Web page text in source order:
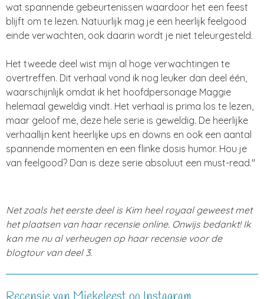
wat spannende gebeurtenissen waardoor het een feest
blijft om te lezen. Natuurlijk mag je een heerlijk feelgood
einde verwachten, ook daarin wordt je niet teleurgesteld.
Het tweede deel wist mijn al hoge verwachtingen te
overtreffen. Dit verhaal vond ik nog leuker dan deel één,
waarschijnlijk omdat ik het hoofdpersonage Maggie
helemaal geweldig vindt. Het verhaal is prima los te lezen,
maar geloof me, deze hele serie is geweldig. De heerlijke
verhaallijn kent heerlijke ups en downs en ook een aantal
spannende momenten en een flinke dosis humor. Hou je
van feelgood? Dan is deze serie absoluut een must-read."
Net zoals het eerste deel is Kim heel royaal geweest met
het plaatsen van haar recensie online. Onwijs bedankt! Ik
kan me nu al verheugen op haar recensie voor de
blogtour van deel 3.